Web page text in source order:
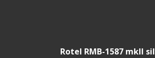
Rotel RMB-1587 mkII